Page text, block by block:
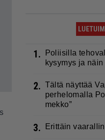
1.
Poliisilla
kysymys ja
2. Tältä näyttää
perhelomalla
mekko”
3. Erittäin